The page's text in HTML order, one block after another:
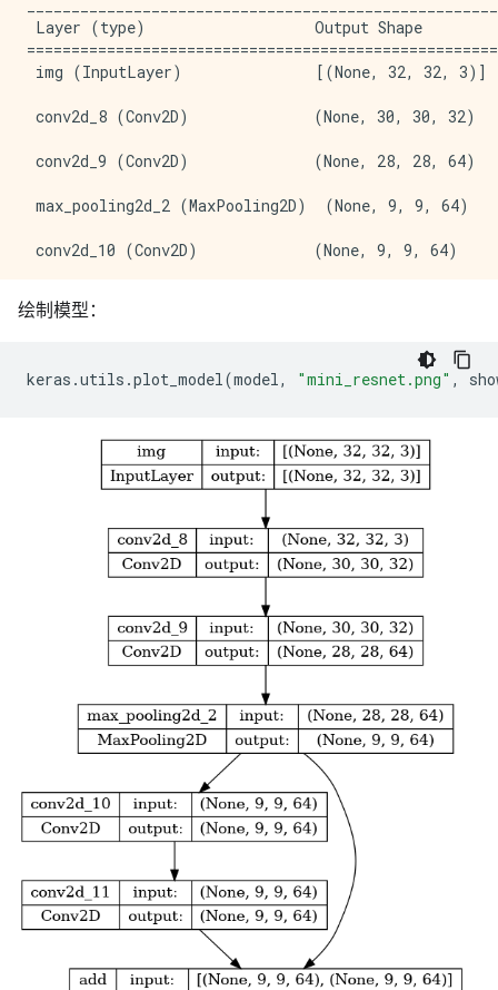
Layer (type)                   Output
img (InputLayer)
conv2d_8 (Conv2D)              (None,
conv2d_9 (Conv2D)              (None, 28,
max_pooling2d_2 (MaxPooling2D)
conv2d_10 (Conv2D)             (None, 9, 9,
conv2d_13 (Conv2D)             (None, 9,
add_1 (Add)                    (None, 9,
conv2d_14 (Conv2D)             (None,
global_average_pooling2d (Glob
dense_6 (Dense)                (None, 256)
dropout (Dropout)              (None,
dense_7 (Dense)                (None,
Trainable params: 223,242
Non-trainable params: 0
绘制模型：
keras .utils .plot_model (model , "mini_resnet.png" ,